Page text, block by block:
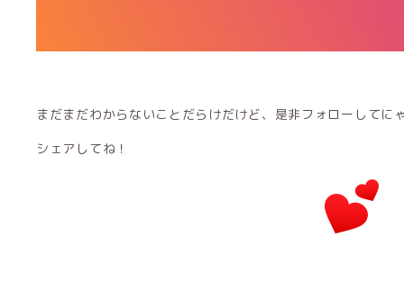
まだまだわからないことだらけだけど、是非フォローしてに
シェアしてね！